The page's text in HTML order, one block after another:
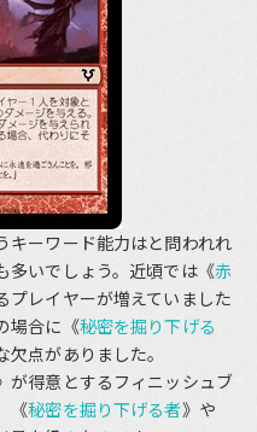
ーワード能力はと問われれ
多いでしょう。近頃では《赤
プレイヤーが増えていました
場合に《秘密を掘り下げる
点がありました。
が得意とするフィニッシュブ
《秘密を掘り下げる者》や